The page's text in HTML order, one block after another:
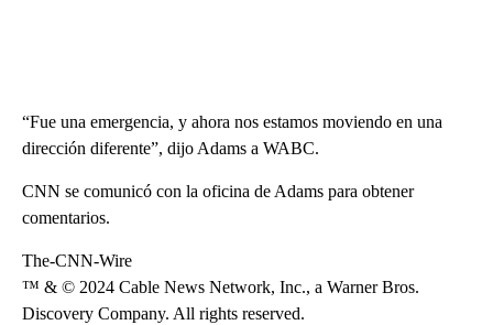
“Fue una emergencia, y ahora nos estamos moviendo en una
dirección diferente”, dijo Adams a WABC.
CNN se comunicó con la oficina de Adams para obtener
comentarios.
The-CNN-Wire
™ & © 2024 Cable News Network, Inc., a Warner Bros.
Discovery Company. All rights reserved.